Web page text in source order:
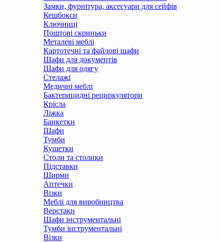
Замки, фурнітура, аксесуари для сейфів
Кешбокси
Ключниці
Поштові скриньки
Металеві меблі
Картотечні та файлові шафи
Шафи для документів
Шафи для одягу
Стелажі
Медичні меблі
Бактерицидні рециркулятори
Крісла
Ліжка
Банкетки
Шафи
Тумби
Кушетки
Столи та столики
Підставки
Ширми
Аптечки
Візки
Меблі для виробництва
Верстаки
Шафи інструментальні
Тумби інструментальні
Візки